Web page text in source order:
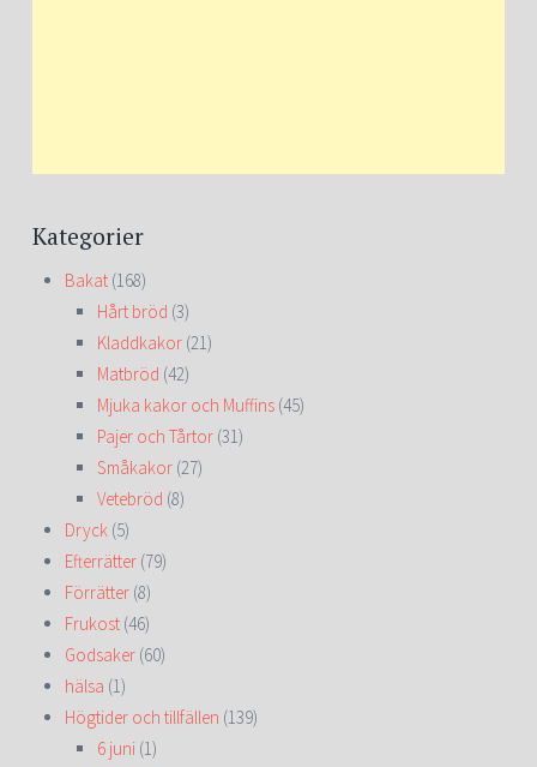
Kategorier
Bakat (168)
Hårt bröd (3)
Kladdkakor (21)
Matbröd (42)
Mjuka kakor och Muffins (45)
Pajer och Tårtor (31)
Småkakor (27)
Vetebröd (8)
Dryck (5)
Efterrätter (79)
Förrätter (8)
Frukost (46)
Godsaker (60)
hälsa (1)
Högtider och tillfällen (139)
6 juni (1)